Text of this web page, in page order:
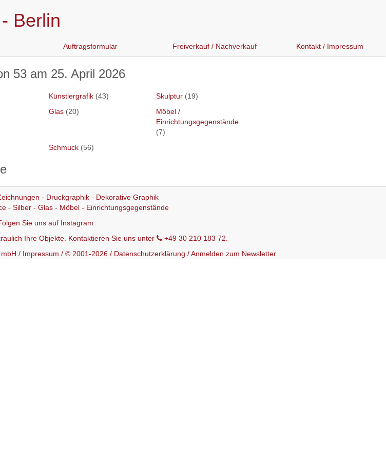
Berlin
Auftragsformular Freiverkauf / Nachverkauf Kontakt / Impressum
53 am 25. April 2026
Künstlergrafik (43) Skulptur (19)
Glas (20)
Möbel /
Einrichtungsgegenstände
(7)
Schmuck (56)
- Druckgraphik - Dekorative Graphik
- Silber - Glas - Möbel - Einrichtungsgegenstände
Sie uns auf Instagram
Ihre Objekte. Kontaktieren Sie uns unter
+49 30 210 183 72.
/ Impressum / © 2001-2026 / Datenschutzerklärung /Anmelden zum Newsletter